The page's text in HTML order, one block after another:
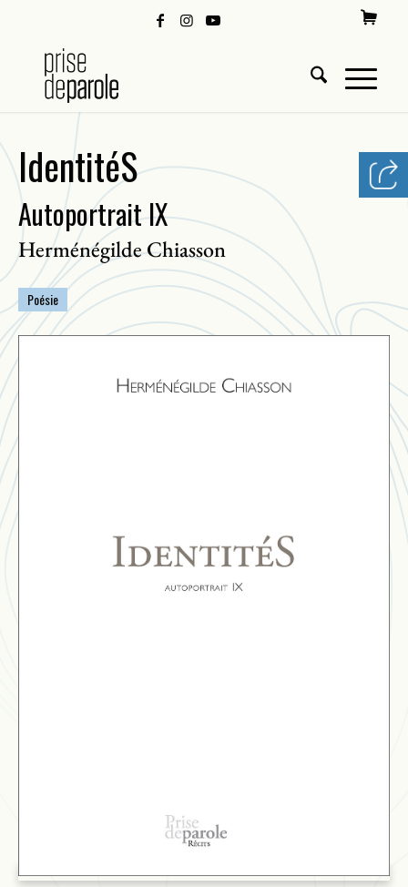
IdentitéS
Autoportrait IX
Herménégilde Chiasson
Poésie